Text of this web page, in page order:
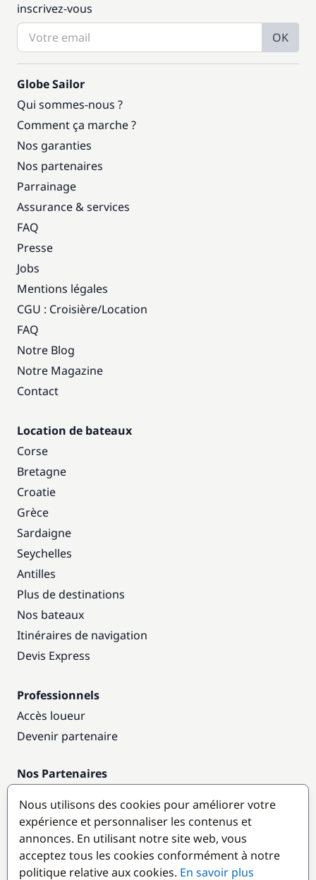
inscrivez-vous
OK
Globe Sailor
Qui sommes-nous ?
Comment ça marche ?
Nos garanties
Nos partenaires
Parrainage
Assurance & services
FAQ
Presse
Jobs
Mentions légales
CGU : Croisière/Location
FAQ
Notre Blog
Notre Magazine
Contact
Location de bateaux
Corse
Bretagne
Croatie
Grèce
Sardaigne
Seychelles
Antilles
Plus de destinations
Nos bateaux
Itinéraires de navigation
Devis Express
Professionnels
Accès loueur
Devenir partenaire
Nos Partenaires
Destinations populaires
Nous utilisons des cookies pour améliorer votre
expérience et personnaliser les contenus et
annonces. En utilisant notre site web, vous
acceptez tous les cookies conformément à notre
politique relative aux cookies. En savoir plus